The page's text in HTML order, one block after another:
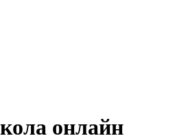
онлайн